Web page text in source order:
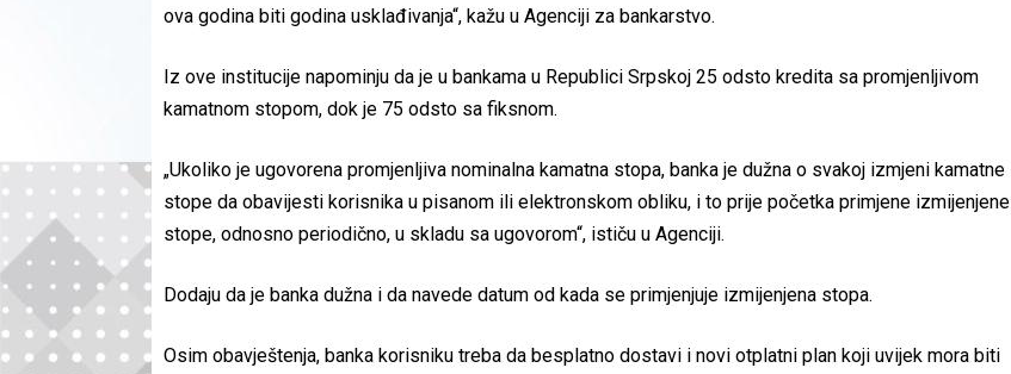
ova godina biti godina usklađivanja“, kažu u Agenciji za bankarstvo.
Iz ove institucije napominju da je u bankama u Republici Srpskoj 25 odsto kredita sa promjenljivom
kamatnom stopom, dok je 75 odsto sa fiksnom.
„Ukoliko je ugovorena promjenljiva nominalna kamatna stopa, banka je dužna o svakoj izmjeni kamatne
stope da obavijesti korisnika u pisanom ili elektronskom obliku, i to prije početka primjene izmijenjene
stope, odnosno periodično, u skladu sa ugovorom“, ističu u Agenciji.
Dodaju da je banka dužna i da navede datum od kada se primjenjuje izmijenjena stopa.
Osim obavještenja, banka korisniku treba da besplatno dostavi i novi otplatni plan koji uvijek mora biti